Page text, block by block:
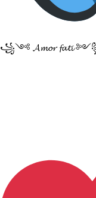
꧁༺ 𝓐𝓶𝓸𝓻 𝓯𝓪𝓽𝓲